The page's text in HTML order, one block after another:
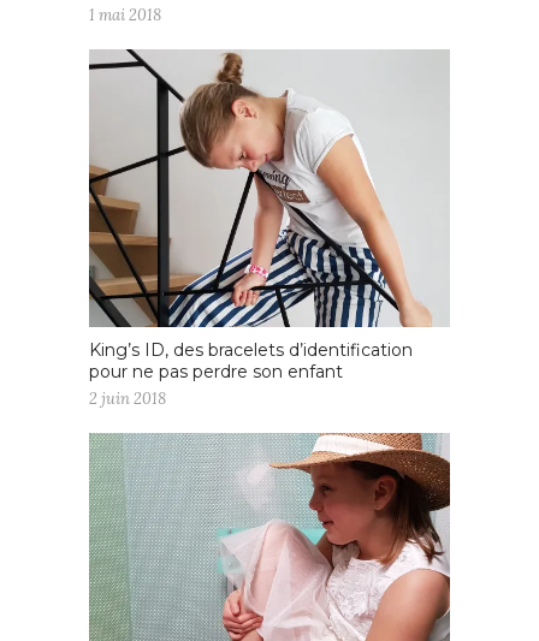
1 mai 2018
King’s ID, des bracelets d’identification
pour ne pas perdre son enfant
2 juin 2018